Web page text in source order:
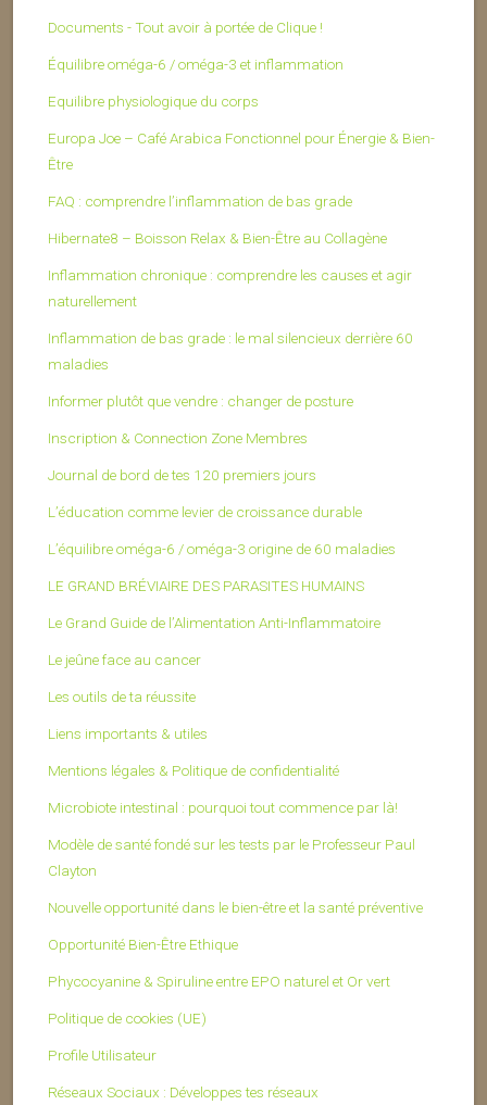
Documents - Tout avoir à portée de Clique !
Équilibre oméga-6 / oméga-3 et inflammation
Equilibre physiologique du corps
Europa Joe – Café Arabica Fonctionnel pour Énergie & Bien-
Être
FAQ : comprendre l’inflammation de bas grade
Hibernate8 – Boisson Relax & Bien-Être au Collagène
Inflammation chronique : comprendre les causes et agir
naturellement
Inflammation de bas grade : le mal silencieux derrière 60
maladies
Informer plutôt que vendre : changer de posture
Inscription & Connection Zone Membres
Journal de bord de tes 120 premiers jours
L’éducation comme levier de croissance durable
L’équilibre oméga-6 / oméga-3 origine de 60 maladies
LE GRAND BRÉVIAIRE DES PARASITES HUMAINS
Le Grand Guide de l’Alimentation Anti-Inflammatoire
Le jeûne face au cancer
Les outils de ta réussite
Liens importants & utiles
Mentions légales & Politique de confidentialité
Microbiote intestinal : pourquoi tout commence par là!
Modèle de santé fondé sur les tests par le Professeur Paul
Clayton
Nouvelle opportunité dans le bien-être et la santé préventive
Opportunité Bien-Être Ethique
Phycocyanine & Spiruline entre EPO naturel et Or vert
Politique de cookies (UE)
Profile Utilisateur
Réseaux Sociaux : Développes tes réseaux